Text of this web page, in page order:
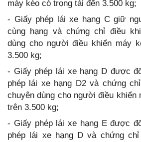
máy kéo có trọng tải đến 3.500 kg;
- Giấy phép lái xe hạng C giữ
cùng hạng và chứng chỉ điều
dùng cho người điều khiển máy
3.500 kg;
- Giấy phép lái xe hạng D được
phép lái xe hạng D2 và chứng
chuyên dùng cho người điều khiển
trên 3.500 kg;
- Giấy phép lái xe hạng E được
phép lái xe hạng D và chứng